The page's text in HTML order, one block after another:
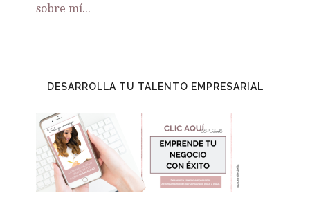
sobre mí...
DESARROLLA TU TALENTO EMPRESARIAL